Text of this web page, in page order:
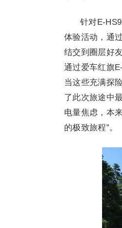
针对E-
体验活动，通
结交到圈层好
通过爱车红旗
当这些充满探
了此次旅途中
电量焦虑，本
的极致旅程”。